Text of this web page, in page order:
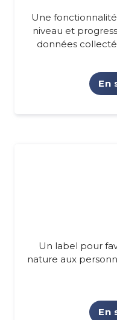
Une fonctionnalité
niveau et
données
En
Un label pour
nature aux
En